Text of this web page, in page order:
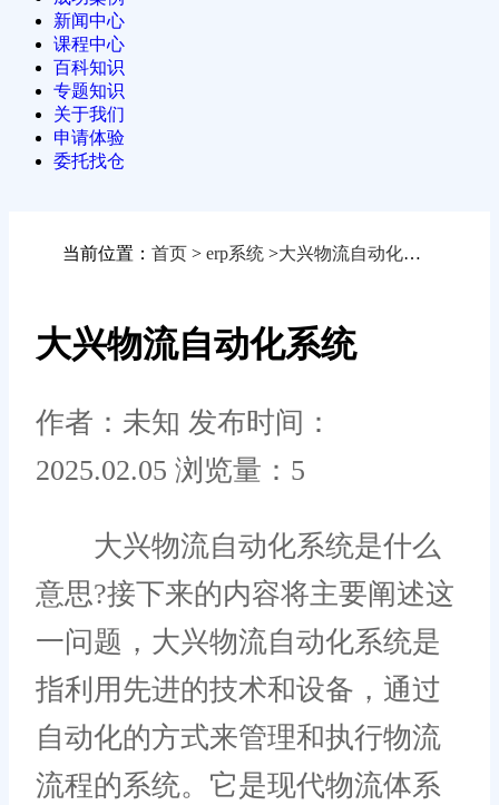
新闻中心
课程中心
百科知识
专题知识
关于我们
申请体验
委托找仓
当前位置： 首页 > erp系统 >大兴物流自动化系统
大兴物流自动化系统
作者：未知 发布时间：
2025.02.05 浏览量：5
大兴物流自动化系统是什么
意思?接下来的内容将主要阐述这
一问题，大兴物流自动化系统是
指利用先进的技术和设备，通过
自动化的方式来管理和执行物流
流程的系统。它是现代物流体系